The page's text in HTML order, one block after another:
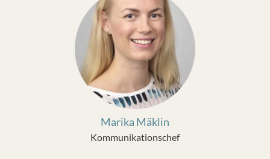
Marika Mäklin
Kommunikationschef